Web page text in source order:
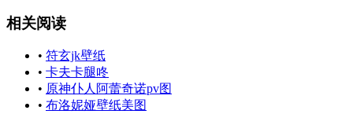
相关阅读
• 符玄jk壁纸
• 卡夫卡腿咚
• 原神仆人阿蕾奇诺pv图
• 布洛妮娅壁纸美图